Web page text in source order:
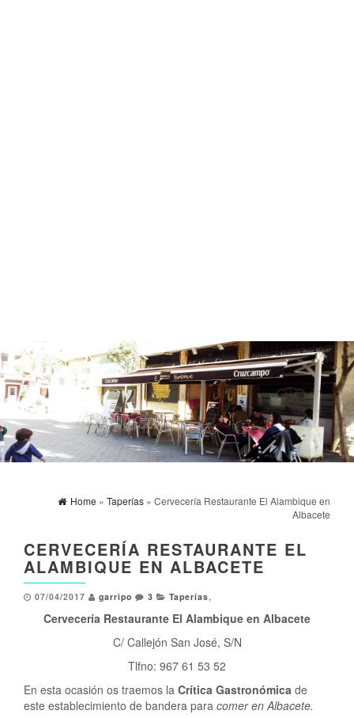
Home » Taperías » Cervecería Restaurante El Alambique en
Albacete
CERVECERÍA RESTAURANTE EL
ALAMBIQUE EN ALBACETE
07/04/2017 garripo 3 Taperías,
Cervecería Restaurante El Alambique en Albacete
C/ Callejón San José, S/N
Tlfno: 967 61 53 52
En esta ocasión os traemos la Crítica Gastronómica de
este establecimiento de bandera para comer en Albacete.